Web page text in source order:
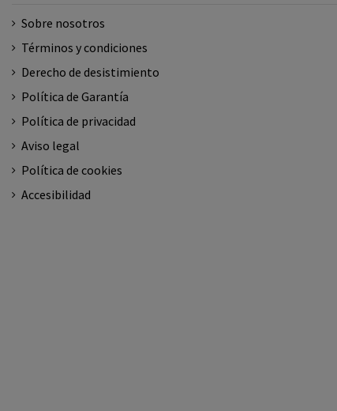
Sobre nosotros
Términos y condiciones
Derecho de desistimiento
Política de Garantía
Política de privacidad
Aviso legal
Política de cookies
Accesibilidad